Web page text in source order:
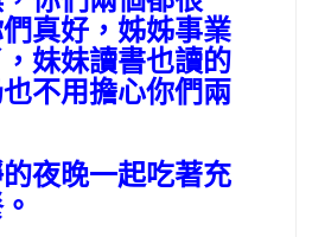
真好，姊姊事業
妹妹讀書也讀的
不用擔心你們兩
夜晚一起吃著充